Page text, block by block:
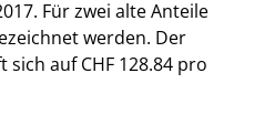
Für zwei alte Anteile
werden. Der
auf CHF 128.84 pro